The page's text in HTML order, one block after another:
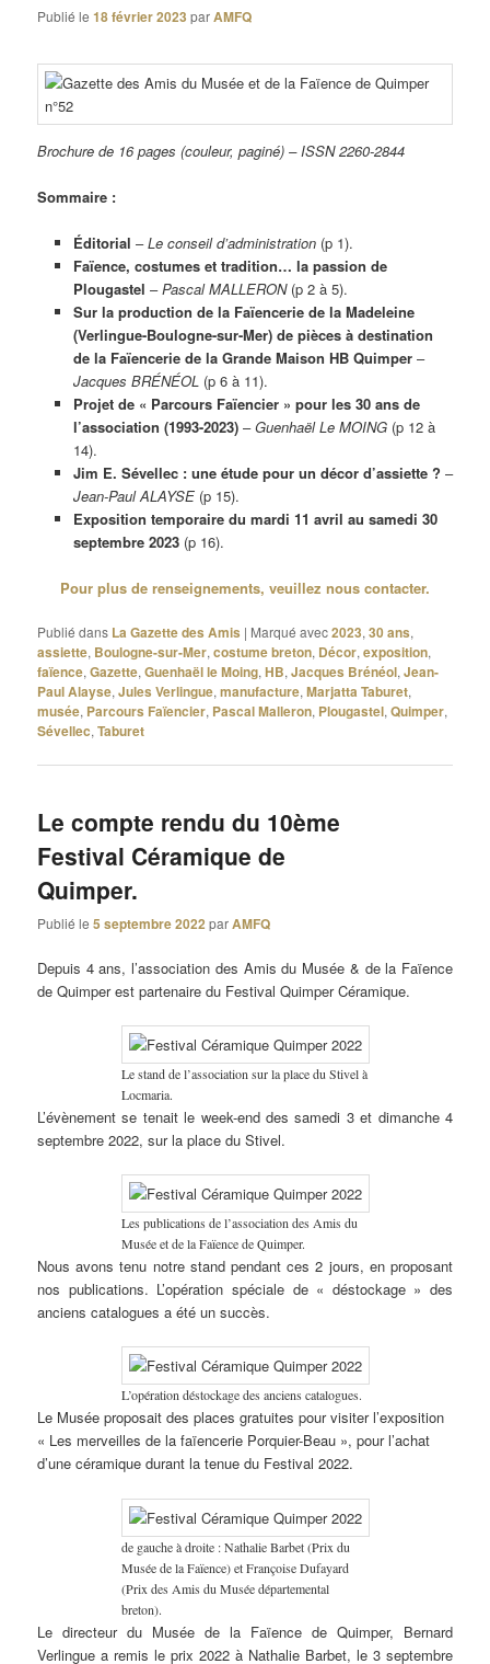
Publié le18 février 2023 parAMFQ
Brochure de 16 pages (couleur, paginé) – ISSN 2260-2844
Sommaire :
Éditorial –Le conseil d’administration(p 1).
Faïence, costumes et tradition… la passion de
Plougastel –Pascal MALLERON(p 2 à 5).
Sur la production de la Faïencerie de la Madeleine
(Verlingue-Boulogne-sur-Mer) de pièces à destination
de la Faïencerie de la Grande Maison HB Quimper–
Jacques BRÉNÉOL(p 6 à 11).
Projet de « Parcours Faïencier » pour les 30 ans de
l’association (1993-2023)–Guenhaël Le MOING(p 12 à
14).
Jim E. Sévellec : une étude pour un décor d’assiette ? –
Jean-Paul ALAYSE(p 15).
Exposition temporaire du mardi 11 avril au samedi 30
septembre 2023(p 16).
Pour plus de renseignements, veuillez nous contacter.
Publié dans La Gazette des Amis | Marqué avec2023,30 ans,
assiette, Boulogne-sur-Mer,costume breton, Décor,exposition,
faïence,Gazette,Guenhaël le Moing,HB,Jacques Brénéol,Jean-
Paul Alayse,Jules Verlingue,manufacture,Marjatta Taburet,
musée, Parcours Faïencier, Pascal Malleron, Plougastel,Quimper,
Sévellec,Taburet
Le compte rendu du 10ème
Festival Céramique de
Quimper.
Publié le5 septembre 2022 parAMFQ
Depuis 4 ans, l’association des Amis du Musée & de la Faïence
de Quimper est partenaire du Festival Quimper Céramique.
Le stand de l’association sur la place du Stivel à
Locmaria.
L’évènement se tenait le week-end des samedi 3 et dimanche 4
septembre 2022, sur la place du Stivel.
Les publications de l’association des Amis du
Musée et de la Faïence de Quimper.
Nous avons tenu notre stand pendant ces 2 jours, en proposant
nos publications. L’opération spéciale de « déstockage » des
anciens catalogues a été un succès.
L’opération déstockage des anciens catalogues.
Le Musée proposait des places gratuites pour visiter l’exposition
« Les merveilles de la faïencerie Porquier-Beau », pour l’achat
d’une céramique durant la tenue du Festival 2022.
de gauche à droite : Nathalie Barbet (Prix du
Musée de la Faïence) et Françoise Dufayard
(Prix des Amis du Musée départemental
breton).
Le directeur du Musée de la Faïence de Quimper, Bernard
Verlingue a remis le prix 2022 à Nathalie Barbet, le 3 septembre